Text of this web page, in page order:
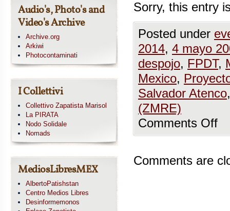
Sorry, this entry
Posted under
2014, 4 mayo
despojo, FPDT,
Mexico,
Salvador Atenco
(ZMRE)
Comments Off
Comments are
Audio's, Photo's and
Video's Archive
Archive.org
Arkiwi
Photocontaminati
I Collettivi
Collettivo Zapatista Marisol
La PIRATA
Nodo Solidale
Nomads
MediosLibresMEX
AlbertoPatishstan
Centro Medios Libres
Desinformemonos